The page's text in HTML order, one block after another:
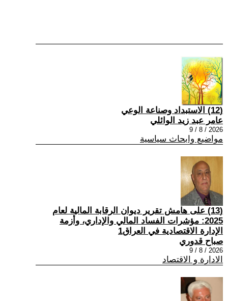
(12) الاستبداد وصناعة الوعي
عامر عبد زيد الوائلي
2026 / 8 / 9
مواضيع وابحاث سياسية
(13) على هامش تقرير ديوان الرقابة المالية لعام
2025: مؤشرات الفساد المالي والإداري، وأزمة
الإدارة الاقتصادية في العراق1
صباح قدوري
2026 / 8 / 9
الادارة و الاقتصاد